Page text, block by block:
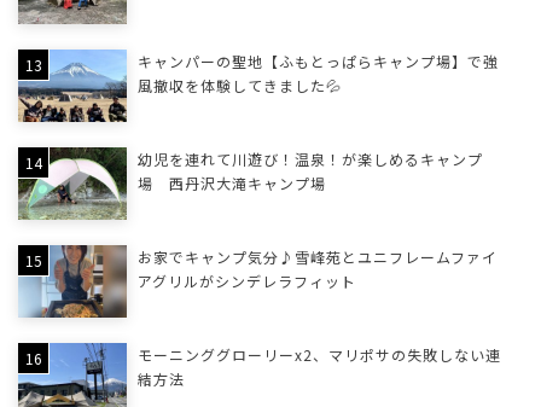
キャンパーの聖地【ふもとっぱらキャンプ場】で強
風撤収を体験してきました💦
幼児を連れて川遊び！温泉！が楽しめるキャンプ
場 西丹沢大滝キャンプ場
お家でキャンプ気分♪雪峰苑とユニフレームファイ
アグリルがシンデレラフィット
モーニンググローリーx2、マリポサの失敗しない連
結方法